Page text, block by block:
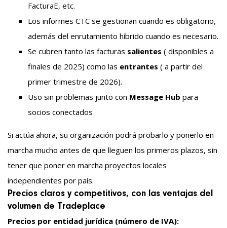
FacturaE, etc.
Los informes CTC se gestionan cuando es obligatorio,
además del enrutamiento híbrido cuando es necesario.
Se cubren tanto las facturas salientes ( disponibles a
finales de 2025) como las entrantes ( a partir del
primer trimestre de 2026).
Uso sin problemas junto con Message Hub para
socios conectados
Si actúa ahora, su organización podrá probarlo y ponerlo en
marcha mucho antes de que lleguen los primeros plazos, sin
tener que poner en marcha proyectos locales
independientes por país.
Precios claros y competitivos, con las ventajas del
volumen de Tradeplace
Precios por entidad jurídica (número de IVA):